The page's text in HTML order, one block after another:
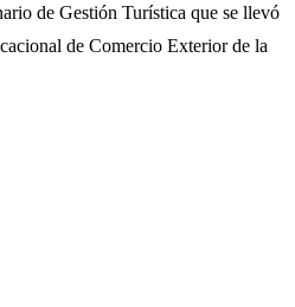
de Gestión Turística que se llevó
de Comercio Exterior de la